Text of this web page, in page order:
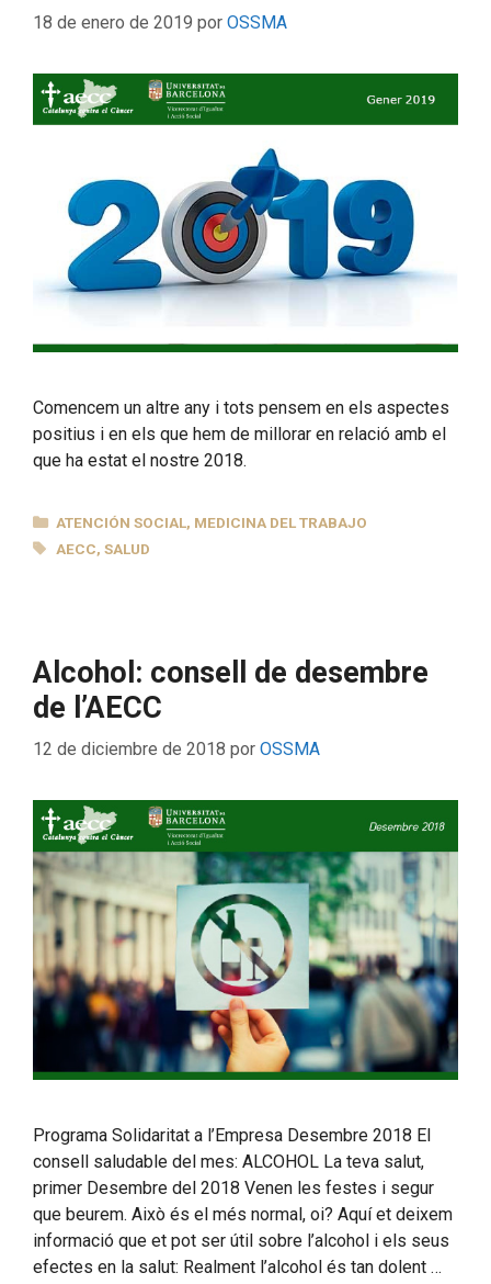
18 de enero de 2019 por OSSMA
Comencem un altre any i tots pensem en els aspectes
positius i en els que hem de millorar en relació amb el
que ha estat el nostre 2018.
CATEGORÍAS
ATENCIÓN SOCIAL, MEDICINA DEL TRABAJO
ETIQUETAS
AECC,SALUD
Alcohol: consell de desembre
de l’AECC
12 de diciembre de 2018 por OSSMA
Programa Solidaritat a l’Empresa Desembre 2018 El
consell saludable del mes: ALCOHOL La teva salut,
primer Desembre del 2018 Venen les festes i segur
que beurem. Això és el més normal, oi? Aquí et deixem
informació que et pot ser útil sobre l’alcohol i els seus
efectes en la salut: Realment l’alcohol és tan dolent …